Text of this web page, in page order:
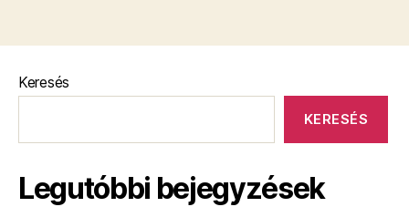
Keresés
KERESÉS
Legutóbbi bejegyzések